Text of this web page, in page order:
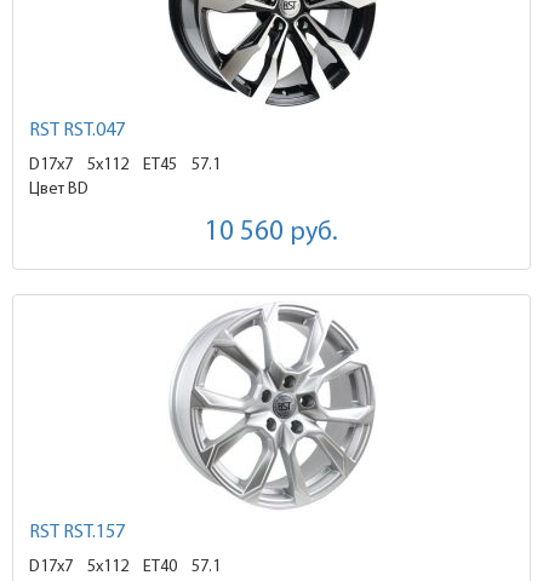
RST RST.047
D17x7 5x112 ET45
57.1
Цвет BD
10 560 руб.
RST RST.157
D17x7 5x112 ET40
57.1